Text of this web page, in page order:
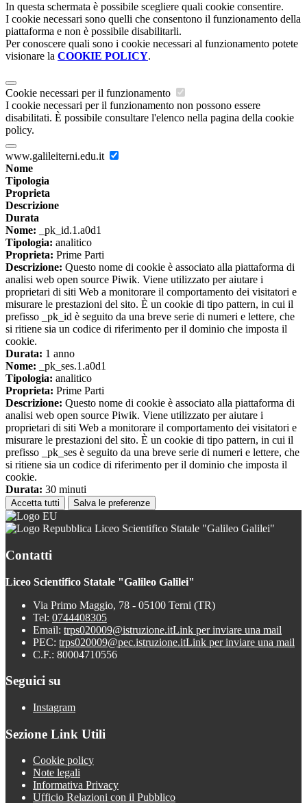
In questa schermata è possibile scegliere quali cookie consentire.
I cookie necessari sono quelli che consentono il funzionamento della
piattaforma e non è possibile disabilitarli.
Per conoscere quali sono i cookie necessari al funzionamento potete
visionare la COOKIE POLICY.
Cookie necessari per il funzionamento
I cookie necessari per il funzionamento non possono essere
disabilitati. È possibile consultare l'elenco nella pagina della cookie
policy.
www.galileiterni.edu.it
Nome
Tipologia
Proprieta
Descrizione
Durata
Nome: _pk_id.1.a0d1
Tipologia: analitico
Proprieta: Prime Parti
Descrizione: Questo nome di cookie è associato alla piattaforma di
analisi web open source Piwik. Viene utilizzato per aiutare i
proprietari di siti Web a monitorare il comportamento dei visitatori e
misurare le prestazioni del sito. È un cookie di tipo pattern, in cui il
prefisso _pk_id è seguito da una breve serie di numeri e lettere, che
si ritiene sia un codice di riferimento per il dominio che imposta il
cookie.
Durata: 1 anno
Nome: _pk_ses.1.a0d1
Tipologia: analitico
Proprieta: Prime Parti
Descrizione: Questo nome di cookie è associato alla piattaforma di
analisi web open source Piwik. Viene utilizzato per aiutare i
proprietari di siti Web a monitorare il comportamento dei visitatori e
misurare le prestazioni del sito. È un cookie di tipo pattern, in cui il
prefisso _pk_ses è seguito da una breve serie di numeri e lettere, che
si ritiene sia un codice di riferimento per il dominio che imposta il
cookie.
Durata: 30 minuti
Accetta tutti Salva le preferenze
Liceo Scientifico Statale "Galileo Galilei"
Contatti
Liceo Scientifico Statale "Galileo Galilei"
Via Primo Maggio, 78 - 05100 Terni (TR)
Tel: 0744408305
Email: trps020009@istruzione.itLink per inviare una mail
PEC: trps020009@pec.istruzione.itLink per inviare una mail
C.F.: 80004710556
Seguici su
Instagram
Sezione Link Utili
Cookie policy
Note legali
Informativa Privacy
Ufficio Relazioni con il Pubblico